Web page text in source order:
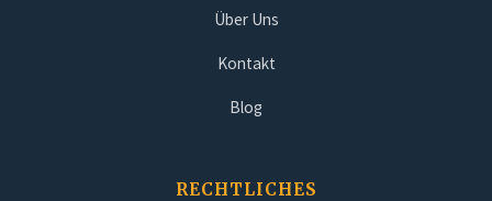
Über Uns
Kontakt
Blog
RECHTLICHES